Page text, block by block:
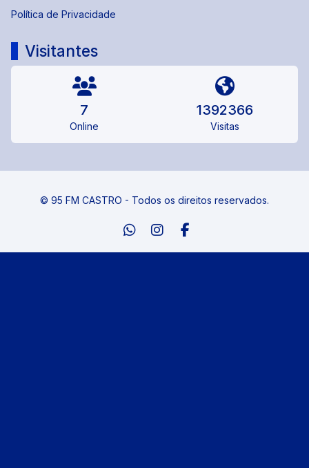
Política de Privacidade
Visitantes
7
Online
1392366
Visitas
© 95 FM CASTRO - Todos os direitos reservados.